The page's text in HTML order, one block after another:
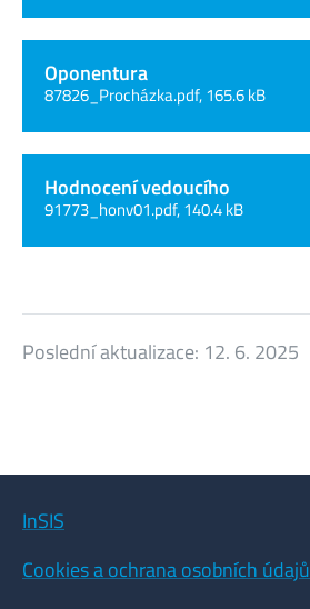
Oponentura
87826_Procházka.pdf, 165.6 kB
Hodnocení vedoucího
91773_honv01.pdf, 140.4 kB
Poslední aktualizace: 12. 6. 2025
InSIS
Cookies a ochrana osobních údajů